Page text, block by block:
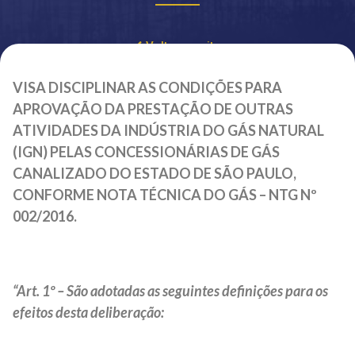
Voltar ao site
VISA DISCIPLINAR AS CONDIÇÕES PARA
APROVAÇÃO DA PRESTAÇÃO DE OUTRAS
ATIVIDADES DA INDÚSTRIA DO GÁS NATURAL
(IGN) PELAS CONCESSIONÁRIAS DE GÁS
CANALIZADO DO ESTADO DE SÃO PAULO,
CONFORME NOTA TÉCNICA DO GÁS – NTG Nº
002/2016.
“Art. 1º – São adotadas as seguintes definições para os
efeitos desta deliberação: